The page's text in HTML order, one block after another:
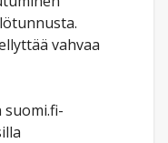
vahvaa